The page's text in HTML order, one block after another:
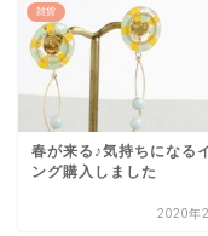
雑貨
春が来る♪気持ちになる
ング購入しました
2020年